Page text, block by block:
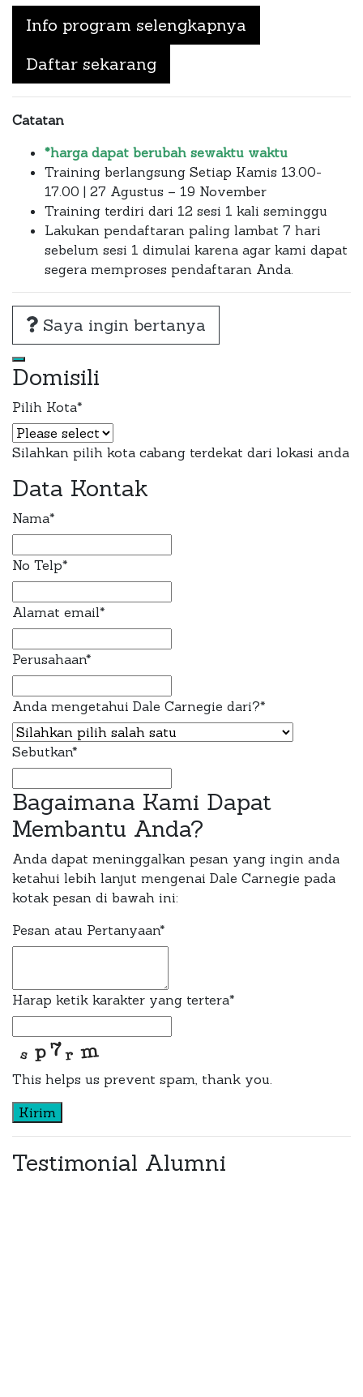
Info program selengkapnya
Daftar sekarang
Catatan
*harga dapat berubah sewaktu waktu
Training berlangsung Setiap Kamis 13.00-
17.00 | 27 Agustus – 19 November
Training terdiri dari 12 sesi 1 kali seminggu
Lakukan pendaftaran paling lambat 7 hari
sebelum sesi 1 dimulai karena agar kami dapat
segera memproses pendaftaran Anda.
Saya ingin bertanya
Domisili
Pilih Kota*
Silahkan pilih kota cabang terdekat dari lokasi anda
Data Kontak
Nama*
No Telp*
Alamat email*
Perusahaan*
Anda mengetahui Dale Carnegie dari?*
Sebutkan*
Bagaimana Kami Dapat
Membantu Anda?
Anda dapat meninggalkan pesan yang ingin anda
ketahui lebih lanjut mengenai Dale Carnegie pada
kotak pesan di bawah ini:
Pesan atau Pertanyaan*
Business
Email*
Harap ketik karakter yang tertera*
This helps us prevent spam, thank you.
Kirim
Testimonial Alumni